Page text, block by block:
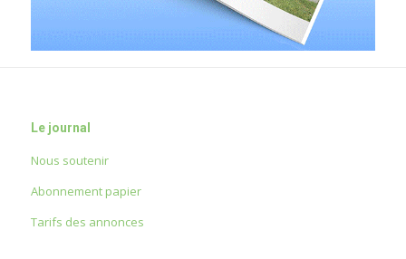
Le journal
Nous soutenir
Abonnement papier
Tarifs des annonces